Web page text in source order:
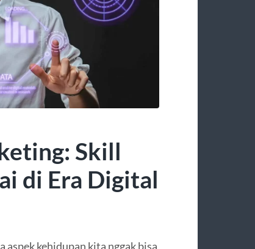
Skill
di Era Digital
kehidupan kita nggak bisa